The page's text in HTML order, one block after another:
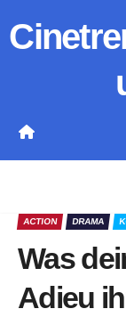
Inhalt
ACTION DRAMA
Was
Adieu